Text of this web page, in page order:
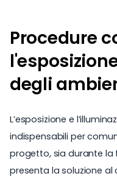
Procedure
degli
L’esposizione e
indispensabili per
progetto, sia durante la
presenta la soluzione al